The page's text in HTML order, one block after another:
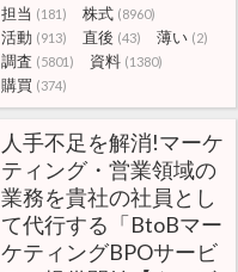
担当 (181) 株式 (8960)
活動 (913) 直後 (43) 薄い (2)
調査 (5801) 資料 (1380)
購買 (374)
人手不足を解消!マーケ
ティング・営業領域の
業務を貴社の社員とし
て代行する「BtoBマー
ケティングBPOサービ